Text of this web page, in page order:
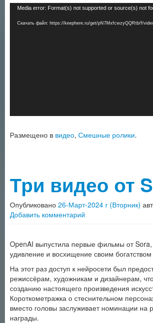
Видеоплеер
Media error: Format(s) not supported or source(s) not
Скачать файл: https://keephere.ru/get/pN7MxfcwzyQQRtb/f/
Размещено в видео, Смешные ролики.
Три видео от
Опубликовано 26-Март-2024 г (Вторник)
Добавить комментарий
OpenAI выпустила первые фильмы от Sora,
удивление и восхищение своим
На этот раз доступ к нейросети был
режиссёрам, художникам и дизайнерам,
созданию настоящего произведения
Короткометражка о стеснительном
вместо головы заслуживает номинации на
награды.